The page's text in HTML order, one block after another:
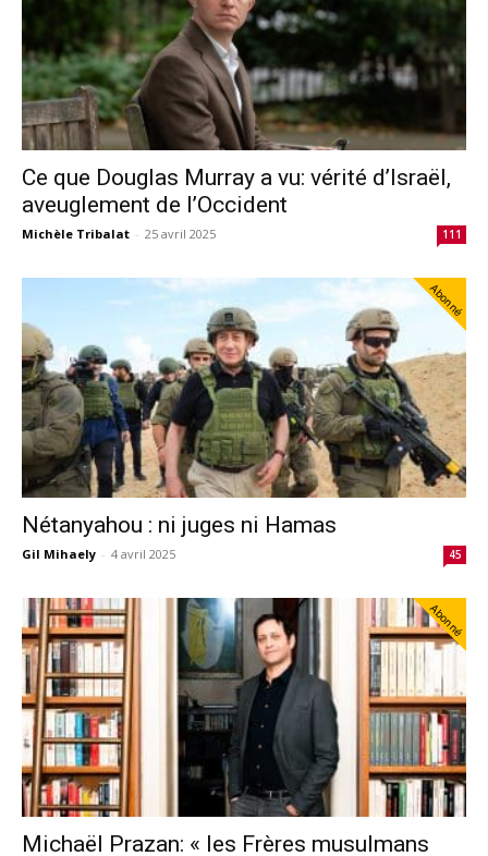
Ce que Douglas Murray a vu: vérité d’Israël,
aveuglement de l’Occident
Michèle Tribalat - 25 avril 2025 111
Abonné
Nétanyahou : ni juges ni Hamas
Gil Mihaely - 4 avril 2025 45
Abonné
Michaël Prazan: « les Frères musulmans